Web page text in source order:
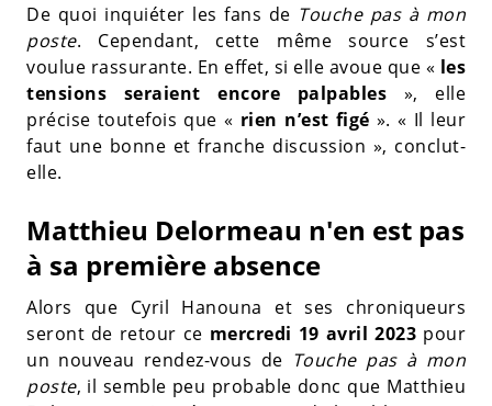
De quoi inquiéter les fans de Touche pas à mon
poste. Cependant, cette même source s’est
voulue rassurante. En effet, si elle avoue que « les
tensions seraient encore palpables », elle
précise toutefois que « rien n’est figé ». « Il leur
faut une bonne et franche discussion », conclut-
elle.
Matthieu Delormeau n'en est pas
à sa première absence
Alors que Cyril Hanouna et ses chroniqueurs
seront de retour ce mercredi 19 avril 2023 pour
un nouveau rendez-vous de Touche pas à mon
poste, il semble peu probable donc que Matthieu